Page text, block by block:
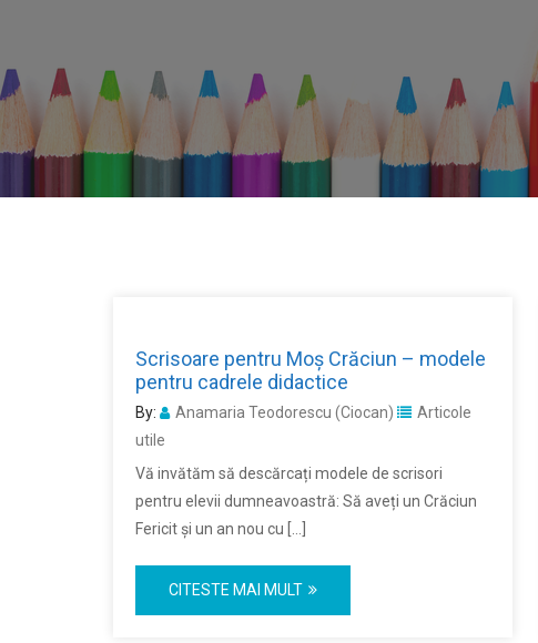
Scrisoare pentru Moș Crăciun – modele
pentru cadrele didactice
By: Anamaria Teodorescu (Ciocan)
Articole
utile
Vă invătăm să descărcați modele de scrisori
pentru elevii dumneavoastră: Să aveți un Crăciun
Fericit și un an nou cu […]
CITESTE MAI MULT